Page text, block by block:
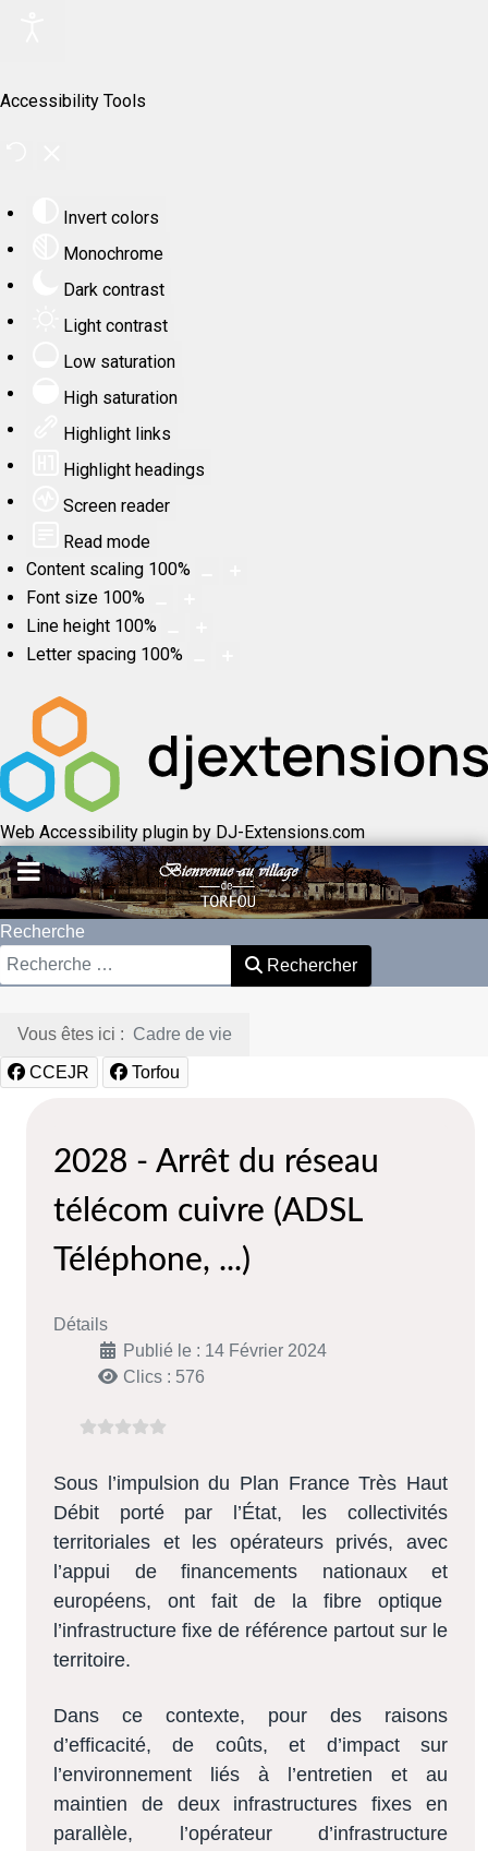
Accessibility Tools
Invert colors
Monochrome
Dark contrast
Light contrast
Low saturation
High saturation
Highlight links
Highlight headings
Screen reader
Read mode
Content scaling 100%
Font size 100%
Line height 100%
Letter spacing 100%
Web Accessibility plugin by DJ-Extensions.com
Recherche
Rechercher
Vous êtes ici : Cadre de vie
CCEJR Torfou
2028 - Arrêt du réseau
télécom cuivre (ADSL
Téléphone, ...)
Détails
Publié le : 14 Février 2024
Clics : 576
Sous l’impulsion du Plan France Très Haut
Débit porté par l’État, les collectivités
territoriales et les opérateurs privés, avec
l’appui de financements nationaux et
européens, ont fait de
la fibre optique
l’infrastructure fixe de référence partout sur le
territoire.
Dans ce contexte, pour des raisons
d’efficacité, de coûts, et d’impact sur
l’environnement liés à l’entretien et au
maintien de deux infrastructures fixes en
parallèle,
l’opérateur d’infrastructure